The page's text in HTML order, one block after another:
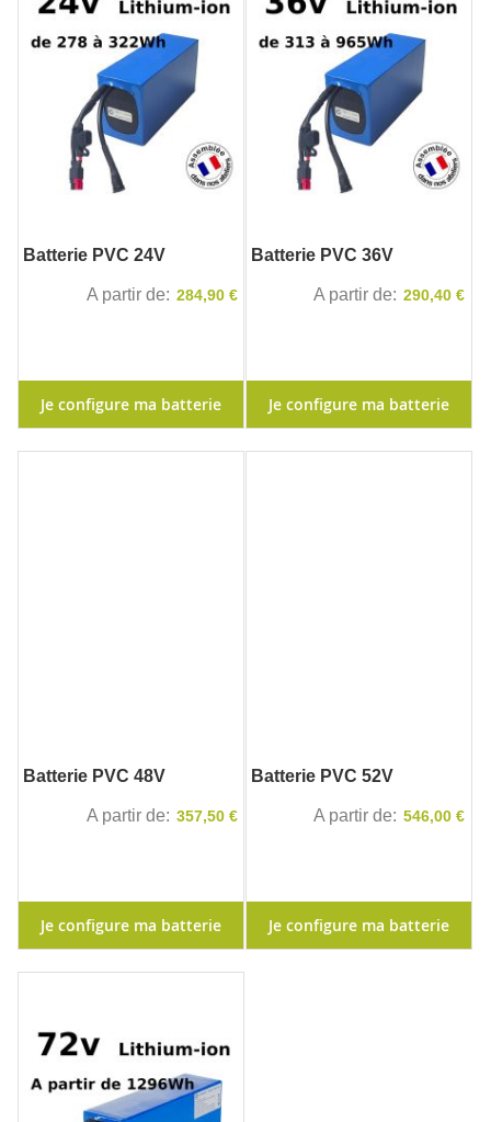
Batterie PVC 24V
A partir de 284,90 €
Je configure ma batterie
Batterie PVC 36V
A partir de 290,40 €
Je configure ma batterie
Batterie PVC 48V
A partir de 357,50 €
Je configure ma batterie
Batterie PVC 52V
A partir de 546,00 €
Je configure ma batterie